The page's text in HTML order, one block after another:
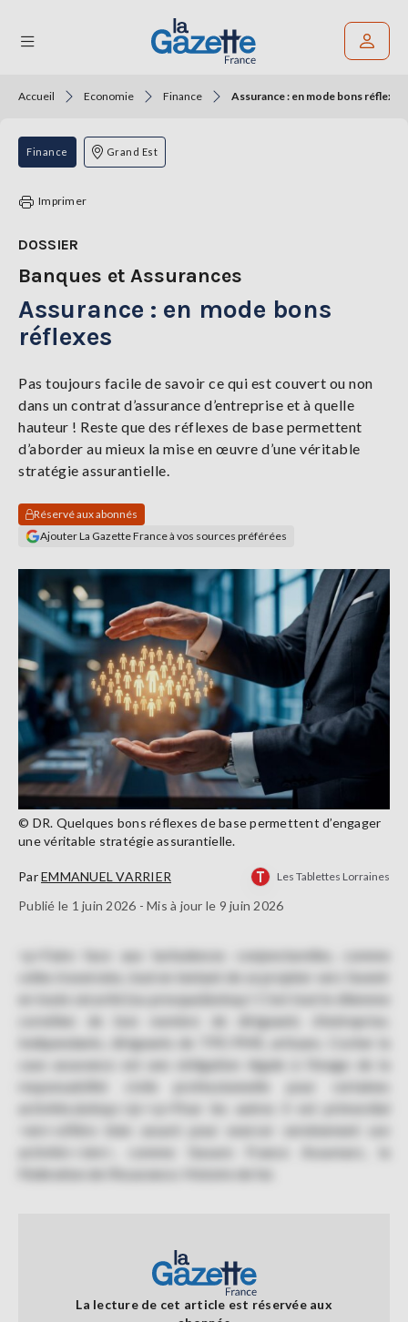
THÉMATIQUES
RÉGIONS
TENDANCES
SERVICES
LA
GAZETTE
Se
Accueil Economie Finance Assurance : en mode bons réflexes
Finance Grand Est
Imprimer
DOSSIER
Banques et Assurances
Assurance : en mode bons
réflexes
Pas toujours facile de savoir ce qui est couvert ou non
dans un contrat d’assurance d’entreprise et à quelle
hauteur ! Reste que des réflexes de base permettent
d’aborder au mieux la mise en œuvre d’une véritable
stratégie assurantielle.
Réservé aux abonnés
Ajouter La Gazette France à vos sources préférées
© DR. Quelques bons réflexes de base permettent d’engager
une véritable stratégie assurantielle.
ParEMMANUEL VARRIER Les Tablettes Lorraines
Publié le 1 juin 2026 - Mis à jour le 9 juin 2026
<p>Faire face aux turbulences conjoncturelles, comme
celles traversées, tout en tentant de se projeter vers l’avenir
en toute sécurité (ou presque)&nbsp;! C’est tout le dilemme
cornélien de bon nombre de dirigeants d'entreprise.
Indépendants, dirigeants de TPE-PME, artisans. Cocher la
case assurance est une obligation légale à l’image de la
responsabilité civile professionnelle pour certaines
activités.&nbsp;</p><p>Pour les autres il est primordial
<em>«d'être bien assuré pour exercer sereinement son
activité»</em>, comme l’assure France Assureurs, la
Fédération de l’Assurance. Histoire de fai.
La lecture de cet article est réservée aux